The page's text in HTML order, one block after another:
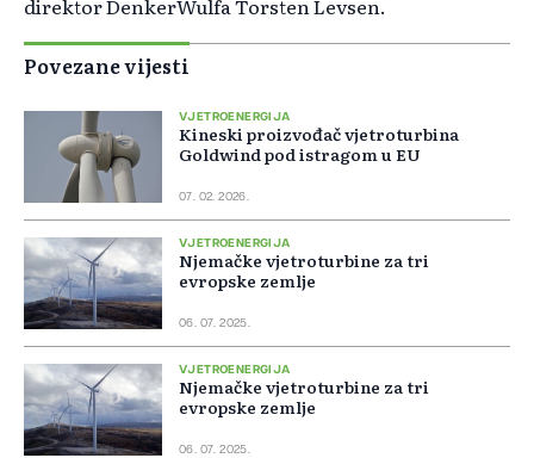
direktor DenkerWulfa Torsten Levsen.
Povezane vijesti
VJETROENERGIJA
Kineski proizvođač vjetroturbina
Goldwind pod istragom u EU
07. 02. 2026.
VJETROENERGIJA
Njemačke vjetroturbine za tri
evropske zemlje
06. 07. 2025.
VJETROENERGIJA
Njemačke vjetroturbine za tri
evropske zemlje
06. 07. 2025.